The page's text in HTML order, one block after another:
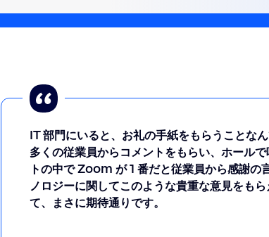
IT 部門にいると、お礼の手紙をもらうことな
多くの従業員からコメントをもらい、ホール
トの中で Zoom が 1 番だと従業員から感謝の
ノロジーに関してこのような貴重な意見をも
て、まさに期待通りです。